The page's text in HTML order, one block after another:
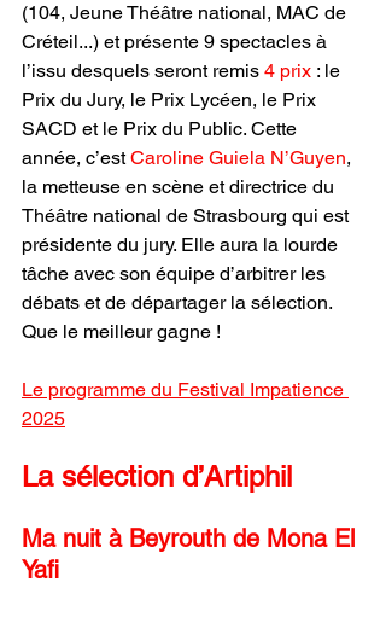
(104, Jeune Théâtre national, MAC de
Créteil...) et présente 9 spectacles à
l’issu desquels seront remis 4 prix : le
Prix du Jury, le Prix Lycéen, le Prix
SACD et le Prix du Public. Cette
année, c’est Caroline Guiela N’Guyen,
la metteuse en scène et directrice du
Théâtre national de Strasbourg qui est
présidente du jury. Elle aura la lourde
tâche avec son équipe d’arbitrer les
débats et de départager la sélection.
Que le meilleur gagne !
Le programme du Festival Impatience
2025
La sélection d’Artiphil
Ma nuit à Beyrouth de Mona El
Yafi